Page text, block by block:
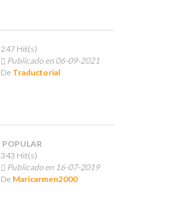
247 Hit(s)
Publicado en 06-09-2021
De Traductorial
POPULAR
343 Hit(s)
Publicado en 16-07-2019
De Maricarmen2000